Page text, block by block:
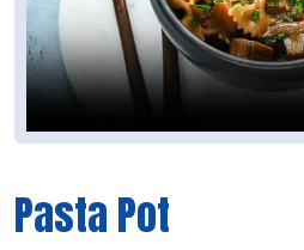
Pasta Pot